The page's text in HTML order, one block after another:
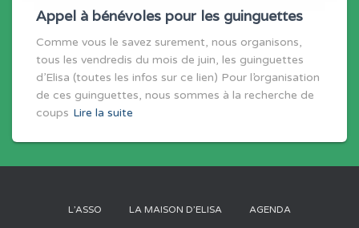
Appel à bénévoles pour les guinguettes
Comme vous le savez surement, nous organisons,
tous les vendredis du mois de juin, les guinguettes
d’Elisa (toutes les infos sur ce lien) Pour l’organisation
de ces guinguettes, nous sommes à la recherche de
coups Lire la suite
L’ASSO LA MAISON D’ELISA AGENDA